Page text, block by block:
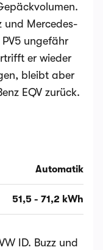
und Mercedes-
PV5 ungefähr
er wieder
bleibt aber
EQV zurück.
Automatik
51,5 - 71,2 kWh
ID. Buzz und